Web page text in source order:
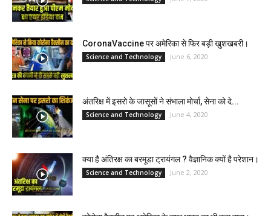
CoronaVaccine पर अमेरिका से फिर बड़ी खुशखबरी।
Science and Technology June 6, 2020
अंतरिक्ष में इसरो के जासूसों ने संभाला मोर्चा, सेना को दे...
Science and Technology June 4, 2020
क्या है अंतिरक्ष का बरमूडा ट्रायंगल ? वैज्ञानिक क्यों है परेशान।
Science and Technology June 2, 2020